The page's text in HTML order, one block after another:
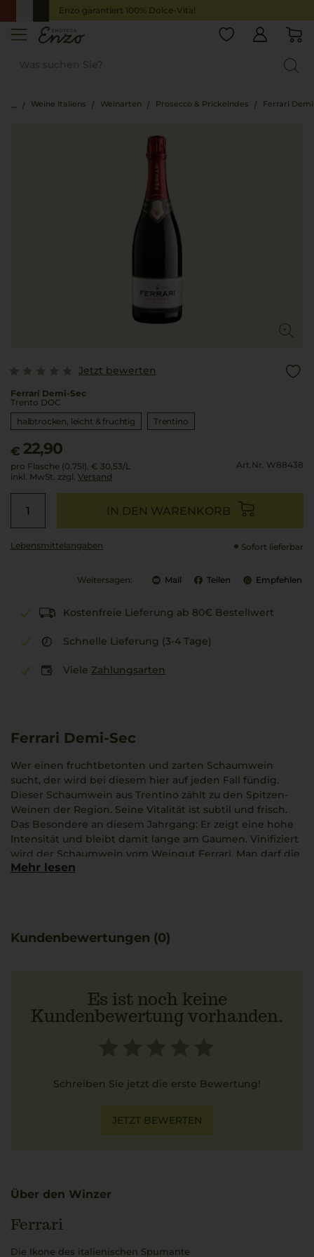
Enzo garantiert 100% Dolce-Vita!
Weine Italiens Weinarten Prosecco & Prickelndes Ferrari
Jetzt bewerten
Ferrari Demi-Sec
Trento DOC
halbtrocken, leicht & fruchtig
Trentino
€ 22,90
pro Flasche (0.75l), € 30,53/L
inkl. MwSt. zzgl. Versand
Art.Nr. W88438
IN DEN WARENKORB
Lebensmittel­angaben Sofort lieferbar
Weitersagen: Mail Teilen Empfehlen
Kostenfreie Lieferung ab 80€ Bestellwert
Schnelle Lieferung (3-4 Tage)
Viele Zahlungsarten
Ferrari Demi-Sec
Wer einen fruchtbetonten und zarten Schaumwein
sucht, der wird bei diesem hier auf jeden Fall fündig.
Dieser Schaumwein aus Trentino zählt zu den Spitzen-
Weinen der Region. Seine Vitalität ist subtil und frisch.
Das Besondere an diesem Jahrgang: Er zeigt eine hohe
Intensität und bleibt damit lange am Gaumen. Vinifiziert
wird der Schaumwein vom Weingut Ferrari. Man darf die
Hypothese verbreiten, dass Ferrari ein weltweit
Mehr lesen
Kundenbewertungen (0)
Es ist noch keine
Kundenbewertung vorhanden.
Schreiben Sie jetzt die erste Bewertung!
JETZT BEWERTEN
Über den Winzer
Ferrari
Die Ikone des italienischen Spumante